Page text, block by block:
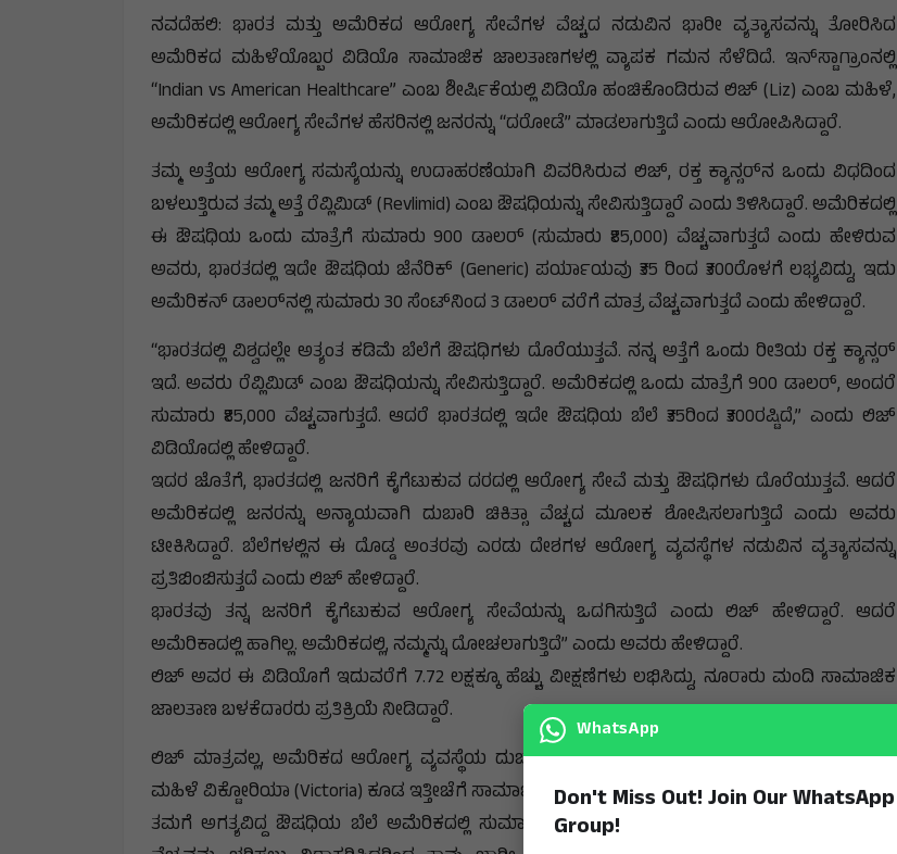
ನವದೆಹಲಿ: ಭಾರತ ಮತ್ತು ಅಮೆರಿಕದ ಆರೋಗ್ಯ ಸೇವೆಗಳ ವೆಚ್ಚದ ನಡುವಿನ ಭಾರೀ ವ್ಯತ್ಯಾಸವನ್ನು ತೋರಿಸಿದ
ಅಮೆರಿಕದ ಮಹಿಳೆಯೊಬ್ಬರ ವಿಡಿಯೊ ಸಾಮಾಜಿಕ ಜಾಲತಾಣಗಳಲ್ಲಿ ವ್ಯಾಪಕ ಗಮನ ಸೆಳೆದಿದೆ. ಇನ್‌ಸ್ಟಾಗ್ರಾಂನಲ್ಲಿ
“Indian vs American Healthcare” ಎಂಬ ಶೀರ್ಷಿಕೆಯಲ್ಲಿ ವಿಡಿಯೊ ಹಂಚಿಕೊಂಡಿರುವ ಲಿಜ್ (Liz) ಎಂಬ ಮಹಿಳೆ,
ಅಮೆರಿಕದಲ್ಲಿ ಆರೋಗ್ಯ ಸೇವೆಗಳ ಹೆಸರಿನಲ್ಲಿ ಜನರನ್ನು “ದರೋಡೆ” ಮಾಡಲಾಗುತ್ತಿದೆ ಎಂದು ಆರೋಪಿಸಿದ್ದಾರೆ.
ತಮ್ಮ ಅತ್ತೆಯ ಆರೋಗ್ಯ ಸಮಸ್ಯೆಯನ್ನು ಉದಾಹರಣೆಯಾಗಿ ವಿವರಿಸಿರುವ ಲಿಜ್, ರಕ್ತ ಕ್ಯಾನ್ಸರ್‌ನ ಒಂದು ವಿಧದಿಂದ
ಬಳಲುತ್ತಿರುವ ತಮ್ಮ ಅತ್ತೆ ರೆವ್ಲಿಮಿಡ್ (Revlimid) ಎಂಬ ಔಷಧಿಯನ್ನು ಸೇವಿಸುತ್ತಿದ್ದಾರೆ ಎಂದು ತಿಳಿಸಿದ್ದಾರೆ. ಅಮೆರಿಕದಲ್ಲಿ
ಈ ಔಷಧಿಯ ಒಂದು ಮಾತ್ರೆಗೆ ಸುಮಾರು 900 ಡಾಲರ್ (ಸುಮಾರು ₹85,000) ವೆಚ್ಚವಾಗುತ್ತದೆ ಎಂದು ಹೇಳಿರುವ
ಅವರು, ಭಾರತದಲ್ಲಿ ಇದೇ ಔಷಧಿಯ ಜೆನೆರಿಕ್ (Generic) ಪರ್ಯಾಯವು ₹35 ರಿಂದ ₹300ರೊಳಗೆ ಲಭ್ಯವಿದ್ದು, ಇದು
ಅಮೆರಿಕನ್‌ ಡಾಲರ್‌ನಲ್ಲಿ ಸುಮಾರು 30 ಸೆಂಟ್‌ನಿಂದ 3 ಡಾಲರ್‌ ವರೆಗೆ ಮಾತ್ರ ವೆಚ್ಚವಾಗುತ್ತದೆ ಎಂದು ಹೇಳಿದ್ದಾರೆ.
“ಭಾರತದಲ್ಲಿ ವಿಶ್ವದಲ್ಲೇ ಅತ್ಯಂತ ಕಡಿಮೆ ಬೆಲೆಗೆ ಔಷಧಿಗಳು ದೊರೆಯುತ್ತವೆ. ನನ್ನ ಅತ್ತೆಗೆ ಒಂದು ರೀತಿಯ ರಕ್ತ ಕ್ಯಾನ್ಸರ್
ಇದೆ. ಅವರು ರೆವ್ಲಿಮಿಡ್ ಎಂಬ ಔಷಧಿಯನ್ನು ಸೇವಿಸುತ್ತಿದ್ದಾರೆ. ಅಮೆರಿಕದಲ್ಲಿ ಒಂದು ಮಾತ್ರೆಗೆ 900 ಡಾಲರ್, ಅಂದರೆ
ಸುಮಾರು ₹85,000 ವೆಚ್ಚವಾಗುತ್ತದೆ. ಆದರೆ ಭಾರತದಲ್ಲಿ ಇದೇ ಔಷಧಿಯ ಬೆಲೆ ₹35ರಿಂದ ₹300ರಷ್ಟಿದೆ,” ಎಂದು ಲಿಜ್
ವಿಡಿಯೊದಲ್ಲಿ ಹೇಳಿದ್ದಾರೆ.
ಇದರ ಜೊತೆಗೆ, ಭಾರತದಲ್ಲಿ ಜನರಿಗೆ ಕೈಗೆಟುಕುವ ದರದಲ್ಲಿ ಆರೋಗ್ಯ ಸೇವೆ ಮತ್ತು ಔಷಧಿಗಳು ದೊರೆಯುತ್ತವೆ. ಆದರೆ
ಅಮೆರಿಕದಲ್ಲಿ ಜನರನ್ನು ಅನ್ಯಾಯವಾಗಿ ದುಬಾರಿ ಚಿಕಿತ್ಸಾ ವೆಚ್ಚದ ಮೂಲಕ ಶೋಷಿಸಲಾಗುತ್ತಿದೆ ಎಂದು ಅವರು
ಟೀಕಿಸಿದ್ದಾರೆ. ಬೆಲೆಗಳಲ್ಲಿನ ಈ ದೊಡ್ಡ ಅಂತರವು ಎರಡು ದೇಶಗಳ ಆರೋಗ್ಯ ವ್ಯವಸ್ಥೆಗಳ ನಡುವಿನ ವ್ಯತ್ಯಾಸವನ್ನು
ಪ್ರತಿಬಿಂಬಿಸುತ್ತದೆ ಎಂದು ಲಿಜ್ ಹೇಳಿದ್ದಾರೆ.
ಭಾರತವು ತನ್ನ ಜನರಿಗೆ ಕೈಗೆಟುಕುವ ಆರೋಗ್ಯ ಸೇವೆಯನ್ನು ಒದಗಿಸುತ್ತಿದೆ ಎಂದು ಲಿಜ್ ಹೇಳಿದ್ದಾರೆ. ಆದರೆ
ಅಮೆರಿಕಾದಲ್ಲಿ ಹಾಗಿಲ್ಲ. ಅಮೆರಿಕದಲ್ಲಿ, ನಮ್ಮನ್ನು ದೋಚಲಾಗುತ್ತಿದೆ” ಎಂದು ಅವರು ಹೇಳಿದ್ದಾರೆ.
ಲಿಜ್ ಅವರ ಈ ವಿಡಿಯೊಗೆ ಇದುವರೆಗೆ 7.72 ಲಕ್ಷಕ್ಕೂ ಹೆಚ್ಚು ವೀಕ್ಷಣೆಗಳು ಲಭಿಸಿದ್ದು, ನೂರಾರು ಮಂದಿ ಸಾಮಾಜಿಕ
ಜಾಲತಾಣ ಬಳಕೆದಾರರು ಪ್ರತಿಕ್ರಿಯೆ ನೀಡಿದ್ದಾರೆ.
ಲಿಜ್ ಮಾತ್ರವಲ್ಲ, ಅಮೆರಿಕದ ಆರೋಗ್ಯ ವ್ಯವಸ್ಥೆಯ ದುಬಾರಿ ವೆಚ್ಚದ ವಿರುದ್ಧ ಧ್ವನಿ ಎತ್ತಿರುವ ಮತ್ತೊಬ್ಬ ಅಮೆರಿಕದ
ಮಹಿಳೆ ವಿಕ್ಟೋರಿಯಾ (Victoria) ಕೂಡ ಇತ್ತೀಚೆಗೆ ಸಾಮಾಜಿಕ ಜಾಲತಾಣದಲ್ಲಿ ತಮ್ಮ ಅನುಭವ ಹಂಚಿಕೊಂಡಿದ್ದರು.
ತಮಗೆ ಅಗತ್ಯವಿದ್ದ ಔಷಧಿಯ ಬೆಲೆ ಅಮೆರಿಕದಲ್ಲಿ ಸುಮಾರು 1,000 ಡಾಲರ್ ಆಗಿದ್ದು, ವಿಮಾ ಕಂಪನಿಯು ಅದರ
WhatsApp
Don't Miss Out! Join Our WhatsApp
Group!